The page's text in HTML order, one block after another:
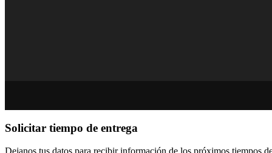
Solicitar tiempo de entrega